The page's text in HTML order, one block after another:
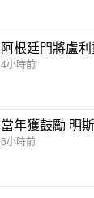
阿根廷門將盧
4小時前
當年獲鼓勵 明
6小時前